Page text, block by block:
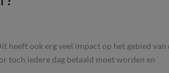
heeft ook erg veel impact op het gebied van
toch iedere dag betaald moet worden en